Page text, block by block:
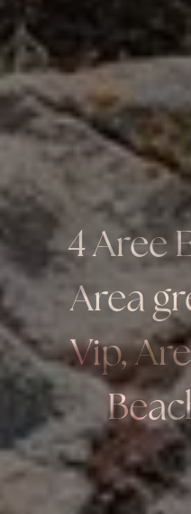
4 Aree
Area
Vip,